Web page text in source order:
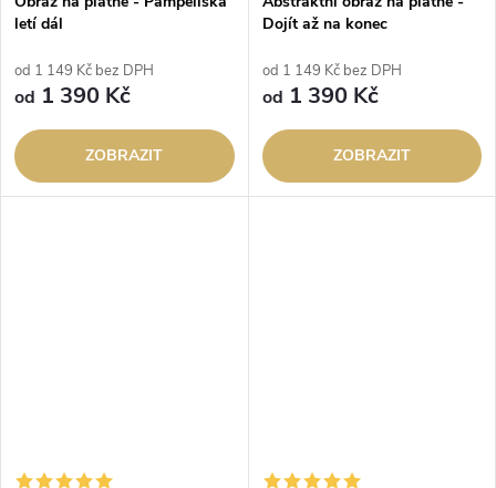
letí dál
od 1 149 Kč bez DPH
od 1 390 Kč
ZOBRAZIT
Dojít až na konec
od 1 149 Kč bez DPH
od 1 390 Kč
ZOBRAZIT